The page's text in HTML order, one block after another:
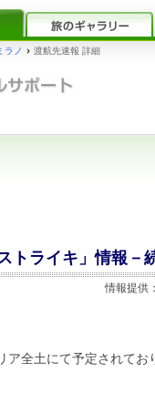
ラノ › 渡航先速報 詳細
トライキ」情報－
情報提供
全土にて予定されて